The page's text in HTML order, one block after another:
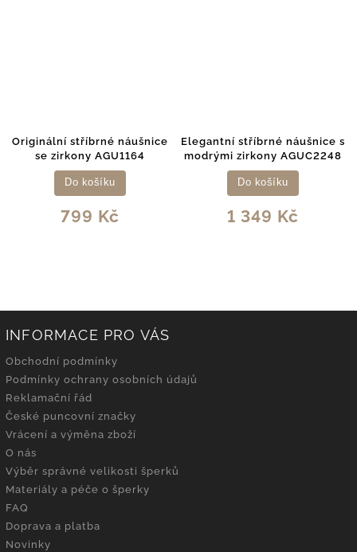
Originální stříbrné náušnice
se zirkony AGU1164
799 Kč
Do košíku
Elegantní stříbrné náušnice s
modrými zirkony AGUC2248
1 349 Kč
Do košíku
INFORMACE PRO VÁS
Obchodní podmínky
Podmínky ochrany osobních údajů
Reklamační řád
České puncovní značky
Vrácení a výměna zboží
O nás
Výběr správné velikosti šperků
Materiály a péče o šperky
FAQ
Doprava a platba
Novinky